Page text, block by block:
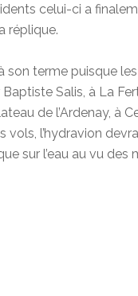
celui-ci a
réplique.
son terme puisque
Salis, à La
de l’Ardenay, à
l’hydravion
sur l’eau au vu des